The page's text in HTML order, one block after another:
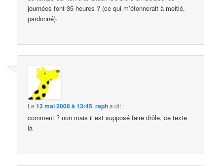
journées font 35 heures ? (ce qui m’étonnerait à moitié,
pardonné).
Le13 mai 2008 à 13:45,rapha dit :
comment ? non mais il est supposé faire drôle, ce texte
là